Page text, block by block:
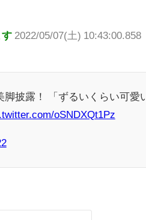
す 2022/05/07(土) 10:43:00.858
披露！ 「ずるいくらい可愛
oSNDXQt1Pz